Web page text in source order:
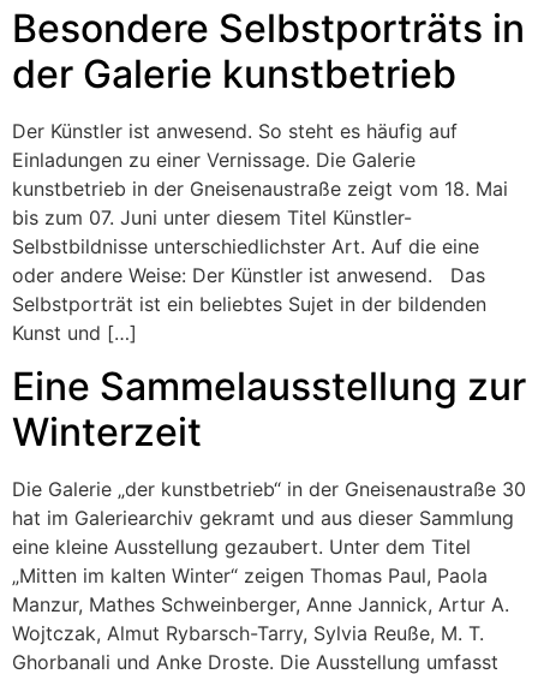
Besondere Selbstporträts in
der Galerie kunstbetrieb
Der Künstler ist anwesend. So steht es häufig auf
Einladungen zu einer Vernissage. Die Galerie
kunstbetrieb in der Gneisenaustraße zeigt vom 18. Mai
bis zum 07. Juni unter diesem Titel Künstler-
Selbstbildnisse unterschiedlichster Art. Auf die eine
oder andere Weise: Der Künstler ist anwesend. Das
Selbstporträt ist ein beliebtes Sujet in der bildenden
Kunst und […]
Eine Sammelausstellung zur
Winterzeit
Die Galerie „der kunstbetrieb“ in der Gneisenaustraße 30
hat im Galeriearchiv gekramt und aus dieser Sammlung
eine kleine Ausstellung gezaubert. Unter dem Titel
„Mitten im kalten Winter“ zeigen Thomas Paul, Paola
Manzur, Mathes Schweinberger, Anne Jannick, Artur A.
Wojtczak, Almut Rybarsch-Tarry, Sylvia Reuße, M. T.
Ghorbanali und Anke Droste. Die Ausstellung umfasst